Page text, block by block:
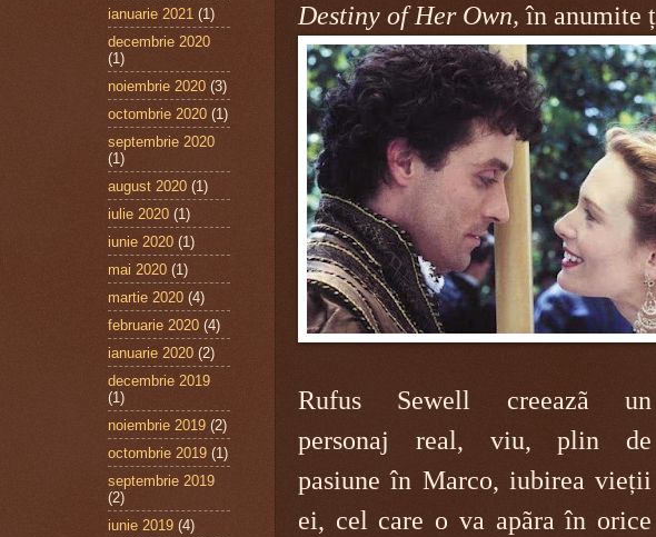
Destiny of Her Own, în anumite
Rufus Sewell creeazã un
personaj real, viu, plin de
pasiune în Marco, iubirea vieții
ei, cel care o va apãra în orice
ianuarie 2021 (1)
decembrie 2020
(1)
noiembrie 2020 (3)
octombrie 2020 (1)
septembrie 2020
(1)
august 2020 (1)
iulie 2020 (1)
iunie 2020 (1)
mai 2020 (1)
martie 2020 (4)
februarie 2020 (4)
ianuarie 2020 (2)
decembrie 2019
(1)
noiembrie 2019 (2)
octombrie 2019 (1)
septembrie 2019
(2)
iunie 2019 (4)